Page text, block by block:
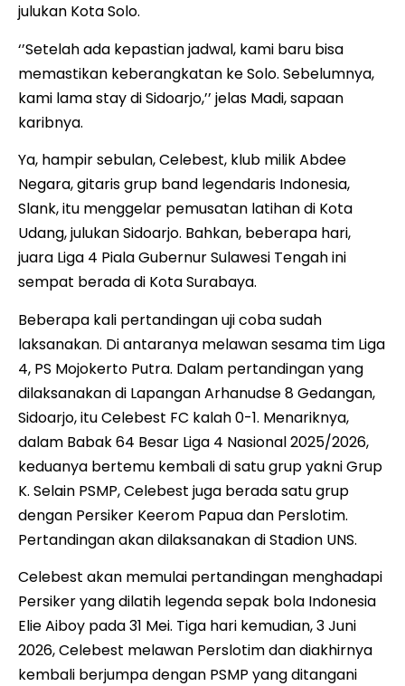
julukan Kota Solo.
‘’Setelah ada kepastian jadwal, kami baru bisa
memastikan keberangkatan ke Solo. Sebelumnya,
kami lama stay di Sidoarjo,’’ jelas Madi, sapaan
karibnya.
Ya, hampir sebulan, Celebest, klub milik Abdee
Negara, gitaris grup band legendaris Indonesia,
Slank, itu menggelar pemusatan latihan di Kota
Udang, julukan Sidoarjo. Bahkan, beberapa hari,
juara Liga 4 Piala Gubernur Sulawesi Tengah ini
sempat berada di Kota Surabaya.
Beberapa kali pertandingan uji coba sudah
laksanakan. Di antaranya melawan sesama tim Liga
4, PS Mojokerto Putra. Dalam pertandingan yang
dilaksanakan di Lapangan Arhanudse 8 Gedangan,
Sidoarjo, itu Celebest FC kalah 0-1. Menariknya,
dalam Babak 64 Besar Liga 4 Nasional 2025/2026,
keduanya bertemu kembali di satu grup yakni Grup
K. Selain PSMP, Celebest juga berada satu grup
dengan Persiker Keerom Papua dan Perslotim.
Pertandingan akan dilaksanakan di Stadion UNS.
Celebest akan memulai pertandingan menghadapi
Persiker yang dilatih legenda sepak bola Indonesia
Elie Aiboy pada 31 Mei. Tiga hari kemudian, 3 Juni
2026, Celebest melawan Perslotim dan diakhirnya
kembali berjumpa dengan PSMP yang ditangani